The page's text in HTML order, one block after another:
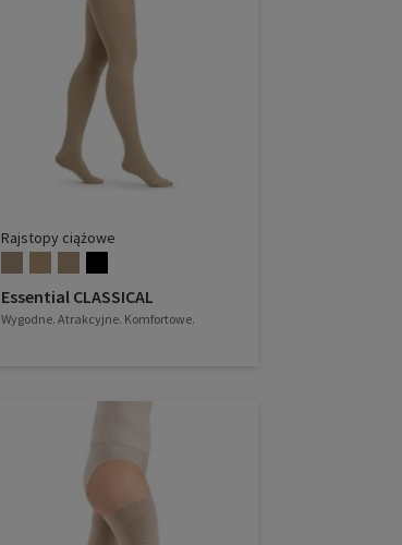
Rajstopy ciążowe
Essential CLASSICAL
Wygodne. Atrakcyjne. Komfortowe.